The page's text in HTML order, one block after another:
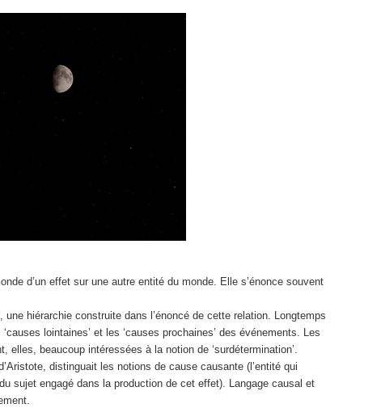
d’un effet sur une autre entité du monde. Elle s’énonce souvent
une hiérarchie construite dans l’énoncé de cette relation. Longtemps
lointaines’ et les ‘causes prochaines’ des événements. Les
beaucoup intéressées à la notion de ‘surdétermination’.
distinguait les notions de cause causante (l’entité qui
sujet engagé dans la production de cet effet). Langage causal et